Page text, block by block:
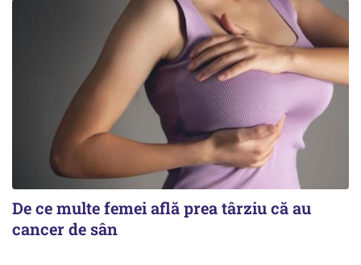
De ce multe femei află prea târziu că au
cancer de sân